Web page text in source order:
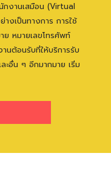
กงานเสมือน (Virtual
งเป็นทางการ การใช้
หมายเลขโทรศัพท์
ต้อนรับที่ให้บริการรับ
อื่น ๆ อีกมากมาย เริ่ม